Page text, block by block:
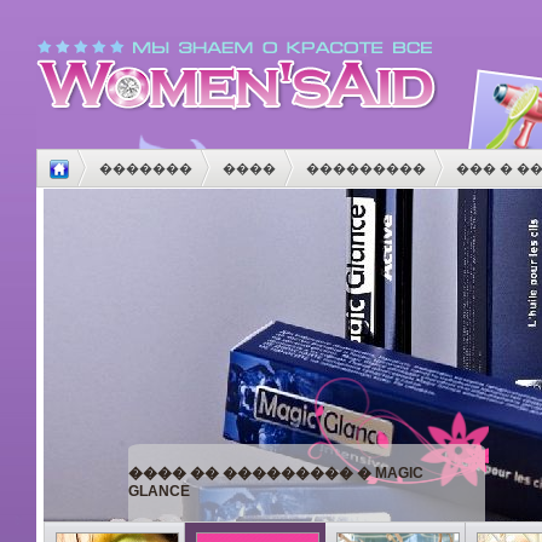
������� ���� ��������� ��� �
���������� ������
���� �� ��������� � MAGIC
GLANCE